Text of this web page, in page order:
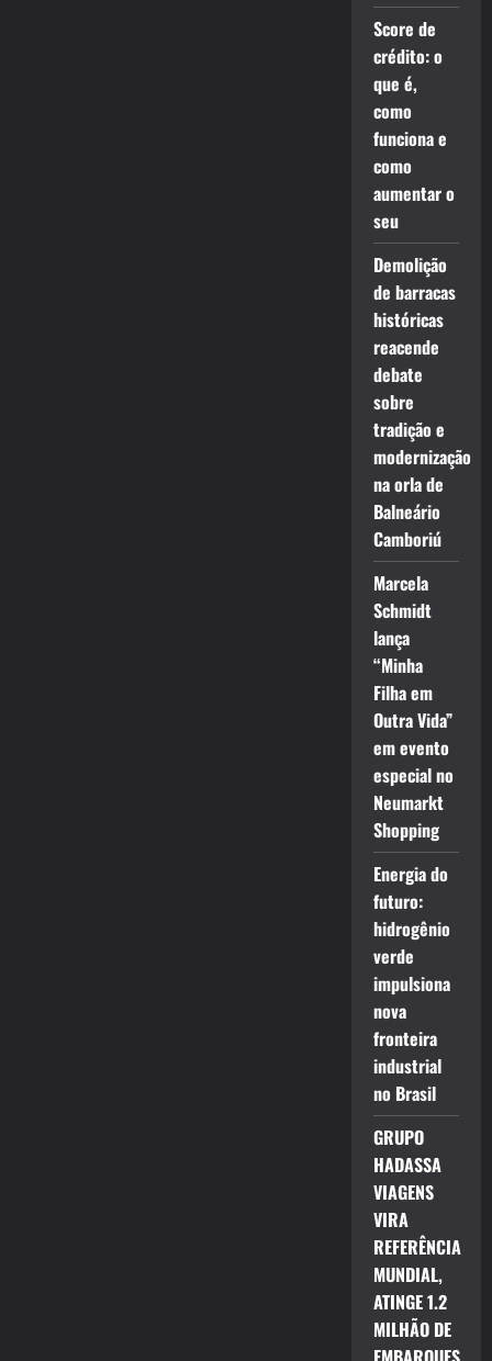
Score de
crédito: o
que é,
como
funciona e
como
aumentar o
seu
Demolição
de barracas
históricas
reacende
debate
sobre
tradição e
modernização
na orla de
Balneário
Camboriú
Marcela
Schmidt
lança
“Minha
Filha em
Outra Vida”
em evento
especial no
Neumarkt
Shopping
Energia do
futuro:
hidrogênio
verde
impulsiona
nova
fronteira
industrial
no Brasil
GRUPO
HADASSA
VIAGENS
VIRA
REFERÊNCIA
MUNDIAL,
ATINGE 1.2
MILHÃO DE